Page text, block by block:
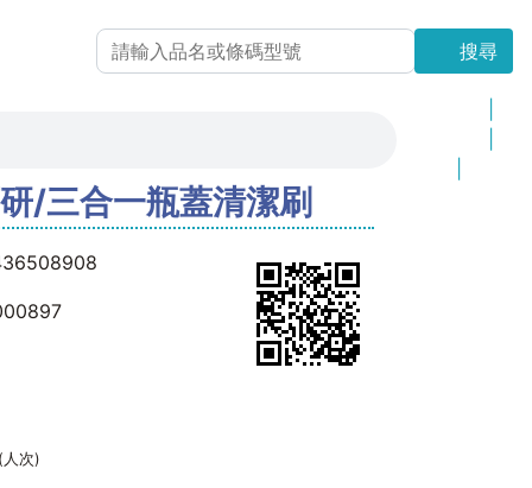
搜尋
搜尋
/三合一瓶蓋清潔刷
(人次)